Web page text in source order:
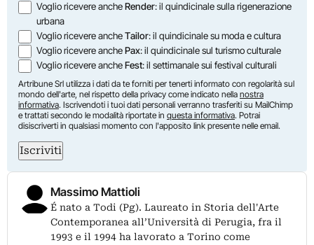
Voglio ricevere ancheRender: il quindicinale sulla rigenerazione
urbana
Voglio ricevere ancheTailor: il quindicinale su moda e cultura
Voglio ricevere anchePax: il quindicinale sul turismo culturale
Voglio ricevere ancheFest: il settimanale sui festival culturali
Artribune Srl utilizza i dati da te forniti per tenerti informato con regolarità sul
mondo dell'arte, nel rispetto della privacy come indicato nella nostra
informativa. Iscrivendoti i tuoi dati personali verranno trasferiti su MailChimp
e trattati secondo le modalità riportate in questa informativa. Potrai
disiscriverti in qualsiasi momento con l'apposito link presente nelle email.
Iscriviti
Massimo Mattioli
É nato a Todi (Pg). Laureato in Storia dell'Arte
Contemporanea all’Università di Perugia, fra il
1993 e il 1994 ha lavorato a Torino come